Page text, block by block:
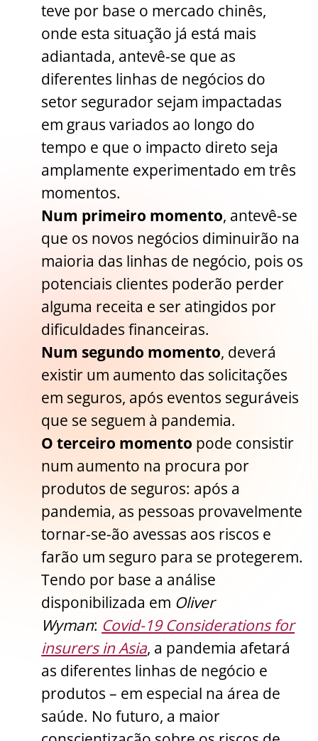
teve por base o mercado chinês,
onde esta situação já está mais
adiantada, antevê-se que as
diferentes linhas de negócios do
setor segurador sejam impactadas
em graus variados ao longo do
tempo e que o impacto direto seja
amplamente experimentado em três
momentos.
Num primeiro momento, antevê-se
que os novos negócios diminuirão na
maioria das linhas de negócio, pois os
potenciais clientes poderão perder
alguma receita e ser atingidos por
dificuldades financeiras.
Num segundo momento, deverá
existir um aumento das solicitações
em seguros, após eventos seguráveis
que se seguem à pandemia.
O terceiro momento pode consistir
num aumento na procura por
produtos de seguros: após a
pandemia, as pessoas provavelmente
tornar-se-ão avessas aos riscos e
farão um seguro para se protegerem.
Tendo por base a análise
disponibilizada em Oliver
Wyman: Covid-19 Considerations for
insurers in Asia, a pandemia afetará
as diferentes linhas de negócio e
produtos – em especial na área de
saúde. No futuro, a maior